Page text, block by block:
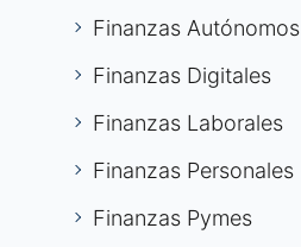
Finanzas Autónomos
Finanzas Digitales
Finanzas Laborales
Finanzas Personales
Finanzas Pymes